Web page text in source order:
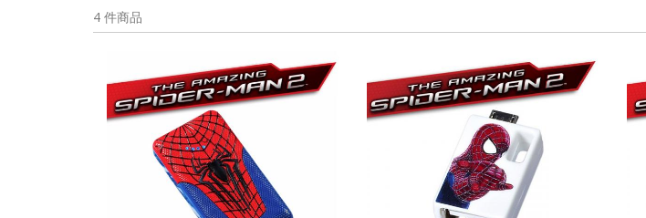
4 件商品